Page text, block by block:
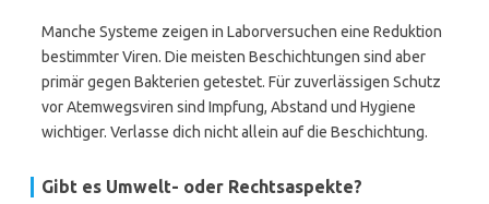
Manche Systeme zeigen in Laborversuchen eine Reduktion
bestimmter Viren. Die meisten Beschichtungen sind aber
primär gegen Bakterien getestet. Für zuverlässigen Schutz
vor Atemwegsviren sind Impfung, Abstand und Hygiene
wichtiger. Verlasse dich nicht allein auf die Beschichtung.
Gibt es Umwelt- oder Rechtsaspekte?